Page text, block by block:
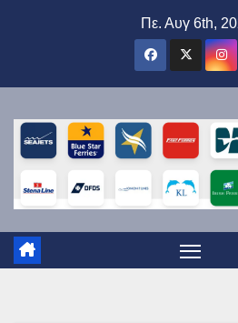
Πε. Αυγ 6th,